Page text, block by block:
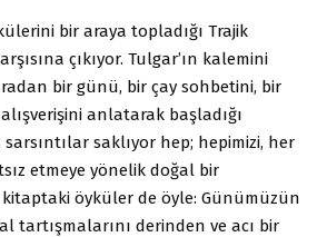
bir araya topladığı Trajik
çıkıyor. Tulgar’ın kalemini
bir günü, bir çay sohbetini, bir
anlatarak başladığı
saklıyor hep; hepimizi, her
etmeye yönelik doğal bir
öyküler de öyle: Günümüzün
tartışmalarını derinden ve acı bir